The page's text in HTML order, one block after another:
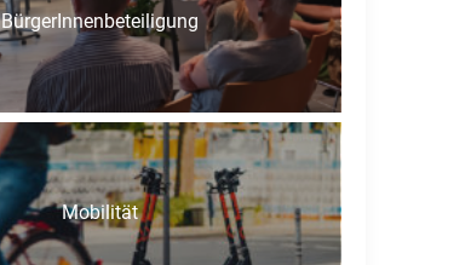
BürgerInnenbeteiligung
Mobilität